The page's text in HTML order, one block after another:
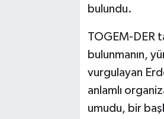
bulundu.
TOGEM-DER
bulunmanın,
vurgulayan
anlamlı
umudu, bir